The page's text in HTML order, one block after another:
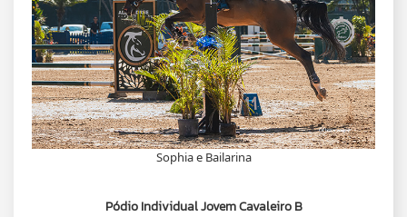
Sophia e Bailarina
Pódio Individual Jovem Cavaleiro B